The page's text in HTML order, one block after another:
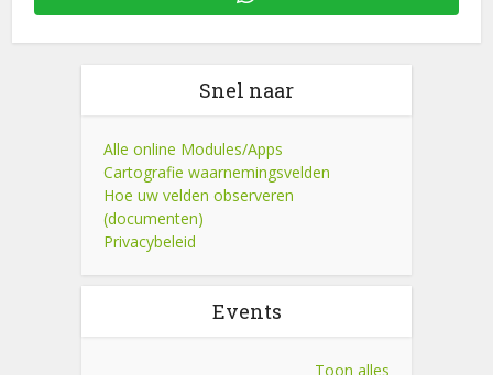
Snel naar
Alle online Modules/Apps
Cartografie waarnemingsvelden
Hoe uw velden observeren
(documenten)
Privacybeleid
Events
Toon alles